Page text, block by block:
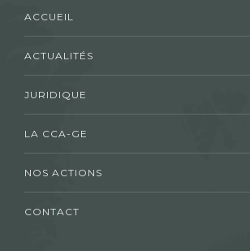
ACCUEIL
ACTUALITÉS
JURIDIQUE
LA CCA-GE
NOS ACTIONS
CONTACT